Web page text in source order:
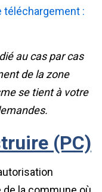
téléchargement :
au cas par cas
de la zone
se tient à votre
(PC)